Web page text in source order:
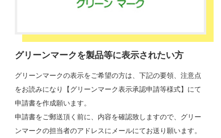
グリーンマークを製品等に表示されたい方
グリーンマークの表示をご希望の方は、下記の要領、注意点
をお読みになり【グリーンマーク表示承認申請等様式】にて
申請書を作成願います。
申請書をご郵送頂く前に、内容を確認致しますので、グリー
ンマークの担当者のアドレスにメールにてお送り願います。